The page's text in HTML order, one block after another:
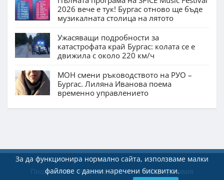
2026 вече е тук! Бургас отново ще бъде
музикалната столица на лятото
Ужасяващи подробности за
катастрофата край Бургас: колата се е
движила с около 220 км/ч
МОН смени ръководството на РУО –
Бургас. Лиляна Иванова поема
временно управлението
За да функционира нормално сайта, използваме малки
файлове с данни наречени бисквитки.
Пишете ни Реклама Екип Общи условия